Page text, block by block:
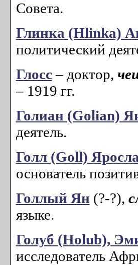
Совета.
Глинка (Hlinka)
политический
Глосс– доктор,
– 1919 гг.
Голиан (Golian)
деятель.
Голл (Goll)
основатель
Голлый Ян (?-?),
языке.
Голуб (Holub),
исследователь